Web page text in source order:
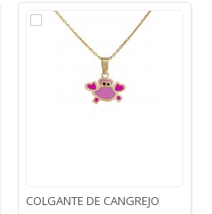
COLGANTE DE CANGREJO